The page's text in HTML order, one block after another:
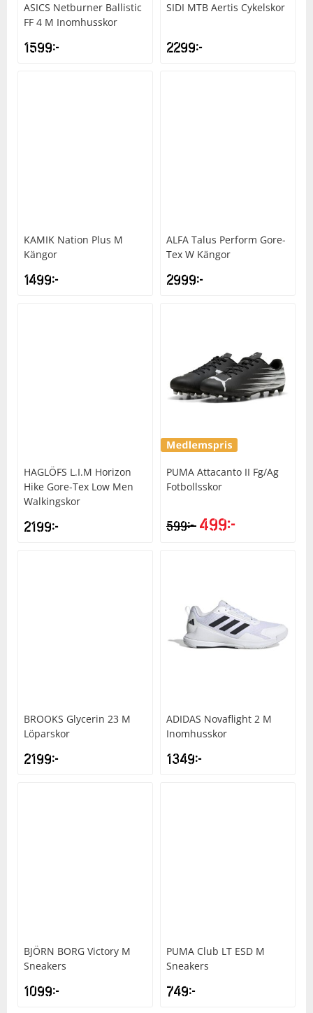
ASICS Netburner Ballistic
FF 4 M Inomhusskor
1599kr
SIDI MTB Aertis Cykelskor
2299kr
KAMIK Nation Plus M
Kängor
1499kr
ALFA Talus Perform Gore-
Tex W Kängor
2999kr
HAGLÖFS L.I.M Horizon
Hike Gore-Tex Low Men
Walkingskor
2199kr
PUMA Attacanto II Fg/Ag
Fotbollsskor
599kr 499kr
BROOKS Glycerin 23 M
Löparskor
2199kr
ADIDAS Novaflight 2 M
Inomhusskor
1349kr
BJÖRN BORG Victory M
Sneakers
1099kr
PUMA Club LT ESD M
Sneakers
749kr